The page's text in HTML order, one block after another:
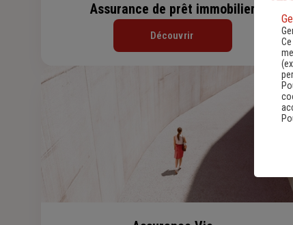
Assurance de prêt immobilier
Découvrir